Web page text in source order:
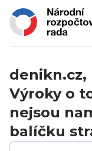
denikn.cz,
Výroky o
nejsou
balíčku